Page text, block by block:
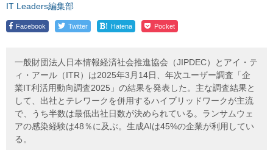
IT Leaders編集部
Facebook Twitter ! Hatena Pocket
一般財団法人日本情報経済社会推進協会（JIPDEC）とアイ・テ
ィ・アール（ITR）は2025年3月14日、年次ユーザー調査「企
業IT利活用動向調査2025」の結果を発表した。主な調査結果と
して、出社とテレワークを併用するハイブリッドワークが主流
で、うち半数は最低出社日数が決められている。ランサムウェ
アの感染経験は48％に及ぶ。生成AIは45%の企業が利用してい
る。